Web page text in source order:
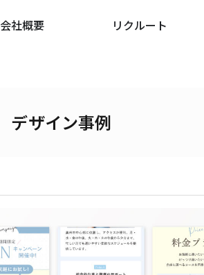
会社概要 リクルート
デザイン事例